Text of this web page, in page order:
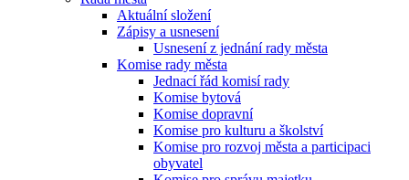
Aktuální složení
Zápisy a usnesení
Usnesení z jednání rady města
Komise rady města
Jednací řád komisí rady
Komise bytová
Komise dopravní
Komise pro kulturu a školství
Komise pro rozvoj města a participaci
obyvatel